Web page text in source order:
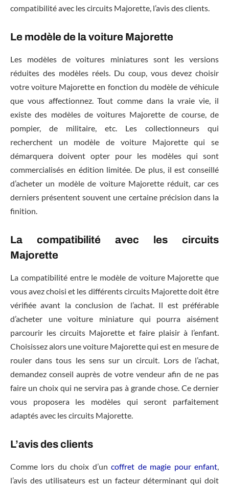
compatibilité avec les circuits Majorette, l’avis des clients.
Le modèle de la voiture Majorette
Les modèles de voitures miniatures sont les versions
réduites des modèles réels. Du coup, vous devez choisir
votre voiture Majorette en fonction du modèle de véhicule
que vous affectionnez. Tout comme dans la vraie vie, il
existe des modèles de voitures Majorette de course, de
pompier, de militaire, etc. Les collectionneurs qui
recherchent un modèle de voiture Majorette qui se
démarquera doivent opter pour les modèles qui sont
commercialisés en édition limitée. De plus, il est conseillé
d’acheter un modèle de voiture Majorette réduit, car ces
derniers présentent souvent une certaine précision dans la
finition.
La compatibilité avec les circuits
Majorette
La compatibilité entre le modèle de voiture Majorette que
vous avez choisi et les différents circuits Majorette doit être
vérifiée avant la conclusion de l’achat. Il est préférable
d’acheter une voiture miniature qui pourra aisément
parcourir les circuits Majorette et faire plaisir à l’enfant.
Choisissez alors une voiture Majorette qui est en mesure de
rouler dans tous les sens sur un circuit. Lors de l’achat,
demandez conseil auprès de votre vendeur afin de ne pas
faire un choix qui ne servira pas à grande chose. Ce dernier
vous proposera les modèles qui seront parfaitement
adaptés avec les circuits Majorette.
L’avis des clients
Comme lors du choix d’uncoffret de magie pour enfant,
l’avis des utilisateurs est un facteur déterminant qui doit